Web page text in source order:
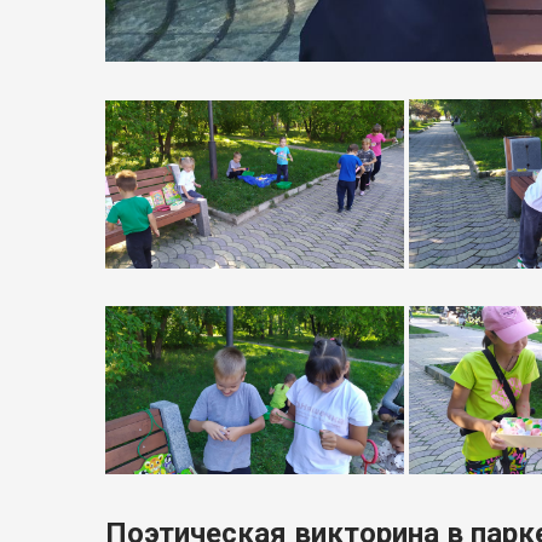
Поэтическая викторина в